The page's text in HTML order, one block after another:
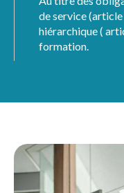
de service
hiérarchique (
formation.